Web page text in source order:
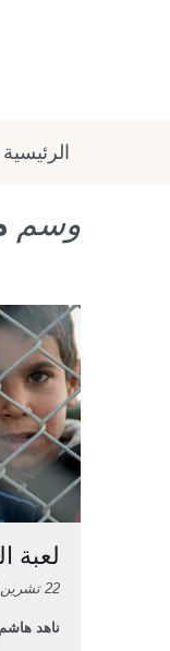
الرئيسية
وسم
لعبة
22 تشرين الثاني / نوفمبر، 2021
ناهد